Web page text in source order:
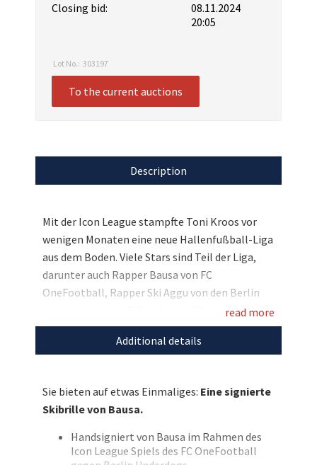
Closing bid:
08.11.2024
20:05
Lot No.: 303197
To the current auctions
Description
Mit der Icon League stampfte Toni Kroos vor
wenigen Monaten eine neue Hallenfußball-Liga
aus dem Boden. Viele Stars sind Teil der Liga,
darunter auch Rapper Bausa von FC
OneFootball, Rapper Ski Aggu von den Berlin
Underdogs sowie Fußballer und Streamer
Niklas-Wilson Sommer von DNA Athletics. Für
den guten Zweck haben sich alle drei
Markenzeichen verspiegelte Skibrillen signiert
von den Stars versteigern! Bieten Sie hier auf die
Skibrille mit der Unterschrift von Bausa und tun
Sie damit viel Gutes!
read more
Additional details
Sie bieten auf etwas Einmaliges: Eine signierte
Skibrille von Bausa.
Handsigniert von Bausa im Rahmen des
Icon League Spiels des FC OneFootball